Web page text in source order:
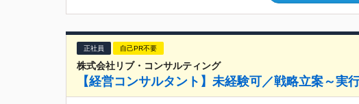
正社員 自己PR不要
株式会社リブ・コンサルティング
【経営コンサルタント】未経験可／戦略立案～実